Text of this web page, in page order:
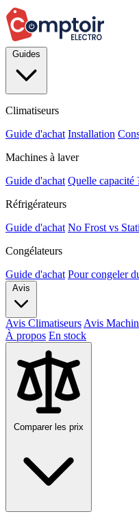
Climatiseurs
Guide d'achat Installation
Machines à laver
Guide d'achat Quelle capacité
Réfrigérateurs
Guide d'achat No Frost vs
Congélateurs
Guide d'achat Pour congeler
Avis Climatiseurs Avis
À propos En stock